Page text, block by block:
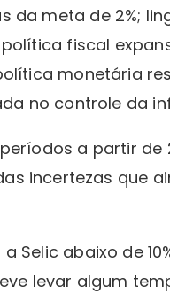
da meta de 2%;
fiscal
monetária
no controle da
a partir
incertezas que
Selic abaixo de
levar algum